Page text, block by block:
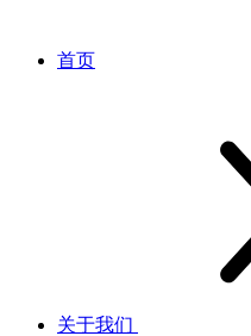
首页
关于我们